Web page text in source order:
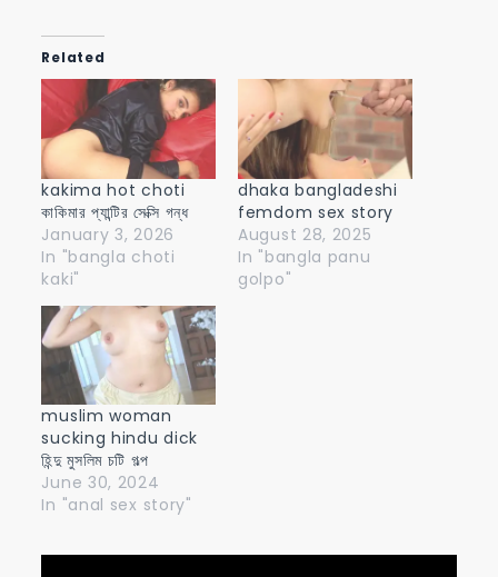
Related
kakima hot choti
কাকিমার প্যান্টির সেক্সি গন্ধ
January 3, 2026
In "bangla choti
kaki"
dhaka bangladeshi
femdom sex story
August 28, 2025
In "bangla panu
golpo"
muslim woman
sucking hindu dick
হিন্দু মুসলিম চটি গল্প
June 30, 2024
In "anal sex story"